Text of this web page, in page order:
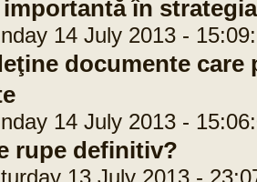
în
14 July 2013 -
documente
14 July 2013 -
rupe definitiv?